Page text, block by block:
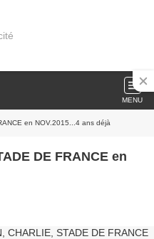
MENU
en NOV.2015...4 ans déjà
DE FRANCE en